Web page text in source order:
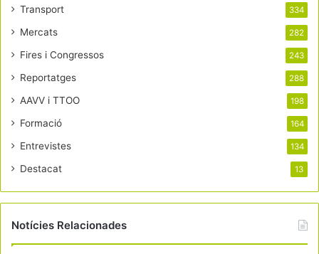
Transport 334
Mercats 282
Fires i Congressos 243
Reportatges 288
AAVV i TTOO 198
Formació 164
Entrevistes 134
Destacat 13
Notícies Relacionades